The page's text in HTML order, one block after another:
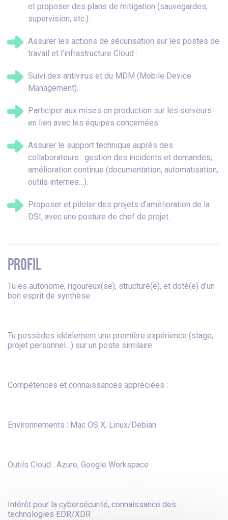
et proposer des plans de mitigation (sauvegardes,
supervision, etc.).
Assurer les actions de sécurisation sur les postes de
travail et l’infrastructure Cloud :
Suivi des antivirus et du MDM (Mobile Device
Management).
Participer aux mises en production sur les serveurs
en lien avec les équipes concernées.
Assurer le support technique auprès des
collaborateurs : gestion des incidents et demandes,
amélioration continue (documentation, automatisation,
outils internes…).
Proposer et piloter des projets d’amélioration de la
DSI, avec une posture de chef de projet.
PROFIL
Tu es autonome, rigoureux(se), structuré(e), et doté(e) d’un
bon esprit de synthèse.
Tu possèdes idéalement une première expérience (stage,
projet personnel…) sur un poste similaire.
Compétences et connaissances appréciées :
Environnements : Mac OS X, Linux/Debian
Outils Cloud : Azure, Google Workspace
Intérêt pour la cybersécurité, connaissance des
technologies EDR/XDR